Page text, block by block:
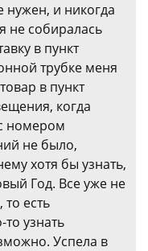
нужен, и никогда
не собиралась
в пункт
трубке меня
в пункт
когда
номером
не было,
хотя бы узнать,
Год. Все уже не
есть
узнать
Успела в